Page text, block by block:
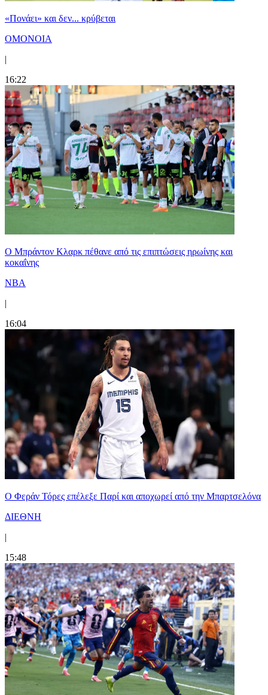
«Πονάει» και δεν... κρύβεται
ΟΜΟΝΟΙΑ
|
16:22
Ο Μπράντον Κλαρκ πέθανε από τις επιπτώσεις ηρωίνης και
κοκαΐνης
NBA
|
16:04
Ο Φεράν Τόρες επέλεξε Παρί και αποχωρεί από την Μπαρτσελόνα
ΔΙΕΘΝΗ
|
15:48